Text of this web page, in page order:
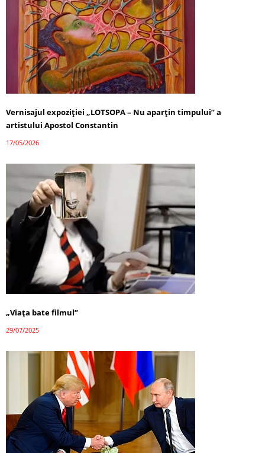
Vernisajul expoziției „LOTSOPA – Nu aparțin timpului” a
artistului Apostol Constantin
17/05/2026
„Viața bate filmul”
29/07/2025